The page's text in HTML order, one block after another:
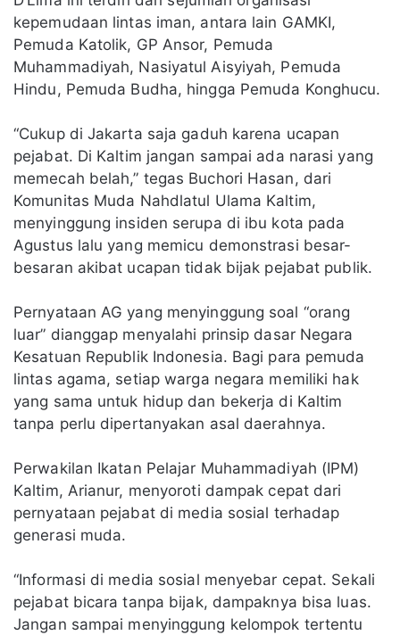
kepemudaan lintas iman, antara lain GAMKI,
Pemuda Katolik, GP Ansor, Pemuda
Muhammadiyah, Nasiyatul Aisyiyah, Pemuda
Hindu, Pemuda Budha, hingga Pemuda Konghucu.
“Cukup di Jakarta saja gaduh karena ucapan
pejabat. Di Kaltim jangan sampai ada narasi yang
memecah belah,” tegas Buchori Hasan, dari
Komunitas Muda Nahdlatul Ulama Kaltim,
menyinggung insiden serupa di ibu kota pada
Agustus lalu yang memicu demonstrasi besar-
besaran akibat ucapan tidak bijak pejabat publik.
Pernyataan AG yang menyinggung soal “orang
luar” dianggap menyalahi prinsip dasar Negara
Kesatuan Republik Indonesia. Bagi para pemuda
lintas agama, setiap warga negara memiliki hak
yang sama untuk hidup dan bekerja di Kaltim
tanpa perlu dipertanyakan asal daerahnya.
Perwakilan Ikatan Pelajar Muhammadiyah (IPM)
Kaltim, Arianur, menyoroti dampak cepat dari
pernyataan pejabat di media sosial terhadap
generasi muda.
“Informasi di media sosial menyebar cepat. Sekali
pejabat bicara tanpa bijak, dampaknya bisa luas.
Jangan sampai menyinggung kelompok tertentu